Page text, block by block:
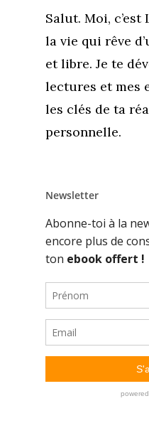
Salut. Moi,
la vie qui rêve
et libre. Je te
lectures et mes
les clés de ta
personnelle.
Newsletter